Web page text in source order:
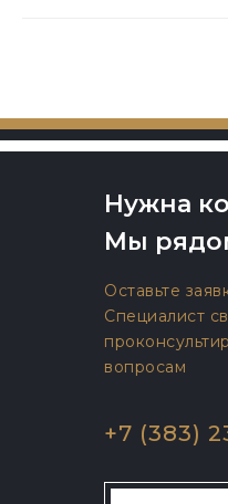
+7 (383)
Нужна
Мы
Оставьте
Специалист
вопросам